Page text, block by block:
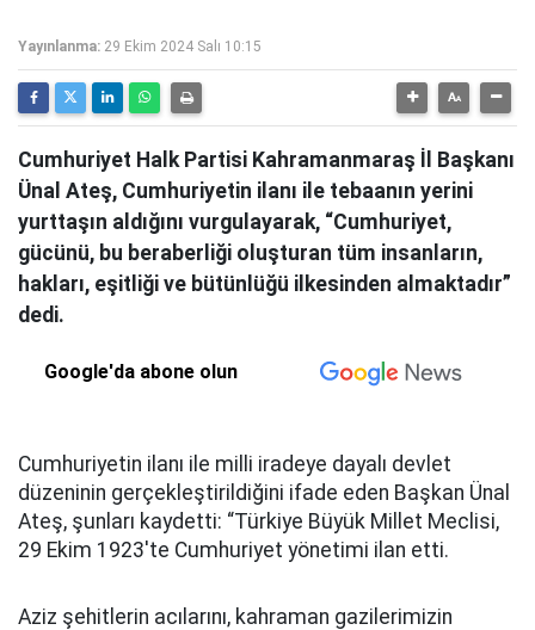
Yayınlanma: 29 Ekim 2024 Salı 10:15
Cumhuriyet Halk Partisi Kahramanmaraş İl Başkanı
Ünal Ateş, Cumhuriyetin ilanı ile tebaanın yerini
yurttaşın aldığını vurgulayarak, “Cumhuriyet,
gücünü, bu beraberliği oluşturan tüm insanların,
hakları, eşitliği ve bütünlüğü ilkesinden almaktadır”
dedi.
Google'da abone olun
Cumhuriyetin ilanı ile milli iradeye dayalı devlet
düzeninin gerçekleştirildiğini ifade eden Başkan Ünal
Ateş, şunları kaydetti: “Türkiye Büyük Millet Meclisi,
29 Ekim 1923'te Cumhuriyet yönetimi ilan etti.
Aziz şehitlerin acılarını, kahraman gazilerimizin